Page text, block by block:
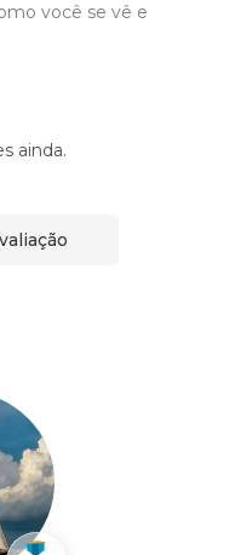
você se vê e
ainda.